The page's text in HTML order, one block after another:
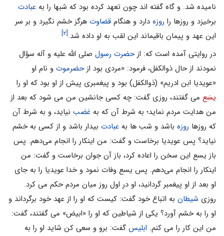
نامیده شد. و گاه گفته اند چون تعهد کرده بود که شبها را به عبادت
برخیزد و روزها را روزه دارد و هنگام قضاوت هرگز خشم نگیرد و بر سر
این عهد و پیمان باقیماند این لقب به او داده شد.[۲]
در روایتی آمده است که: ازحضرت رسول صلى الله علیه و آله سؤال
نمودند از حال ذوالکفل، فرمود: «مردى بود ازحضرموت و نام او
«عویدیا ابن ادریم» (ذوالکفل) بود و پیغمبرى پیش از او بود که او را
یسَع مى گفتند، روزى گفت: چه کسی جانشین من مى شود که بعد از
من هدایت مردم نماید؛ به شرط آن که به غضب نیاید، و به شرط آن
که روزها روزه باشد و شب ها به عبادت بیدار باشد و از کسى به خشم
نیاید؟ پس عویدیا برخاست و گفت: من اینکار را انجام می‌دهم. پس
باز یسع این سخن را اعاده کرد، باز آن جوان برخاست و گفت: من
اینکار را انجام می‌دهم. پس یسع وفات نمود و خدا عویدیا را به جاى
او بعد از او پیغمبر گردانید، او در اول روز میان مردم حکم مى کرد.
روزى شیطان به اتباع خود گفت: کیست که او را از عهد خود برگرداند و
او را به خشم آورد؟ یکى از شیاطین که او را «ابیض» مى گفتند، گفت:
من این کار را مى کنم. ابلیس گفت: برو و سعى کن شاید او را به